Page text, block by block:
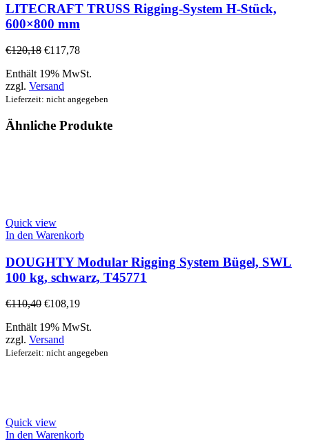
LITECRAFT TRUSS Rigging-System H-Stück,
600×800 mm
€120,18 €117,78
Enthält 19% MwSt.
zzgl. Versand
Lieferzeit: nicht angegeben
Ähnliche Produkte
Quick view
In den Warenkorb
DOUGHTY Modular Rigging System Bügel, SWL
100 kg, schwarz, T45771
€110,40 €108,19
Enthält 19% MwSt.
zzgl. Versand
Lieferzeit: nicht angegeben
Quick view
In den Warenkorb